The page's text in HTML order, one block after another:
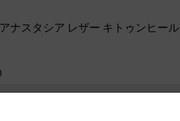
アナスタシア レザー キトゥンヒール